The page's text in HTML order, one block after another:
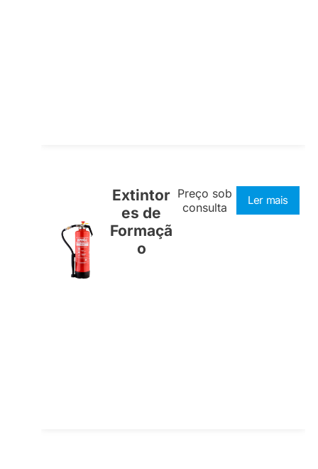
Extintor
es de
Formaçã
o
Preço sob
consulta
Ler mais